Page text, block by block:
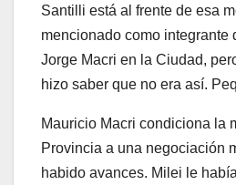
Santilli está al frente de esa
mencionado como integrante
Jorge Macri en la Ciudad,
hizo saber que no era así.
Mauricio Macri condiciona la
Provincia a una negociación
habido avances. Milei le